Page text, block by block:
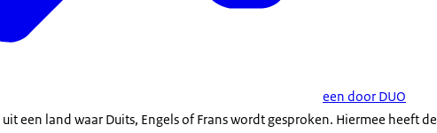
een door DUO
uit een land waar Duits, Engels of Frans wordt gesproken. Hiermee heeft de